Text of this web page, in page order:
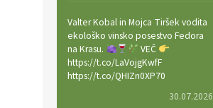
Valter Kobal in Mojca Tiršek vodita
ekološko vinsko posestvo Fedora
na Krasu.
VEČ
https://t.co/LaVojgKwfF
https://t.co/QHIZn0XP70
30.07.2026